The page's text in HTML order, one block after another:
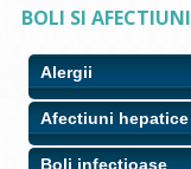
BOLI SI AFECTIUNI
Alergii
Afectiuni hepatice
Boli infectioase